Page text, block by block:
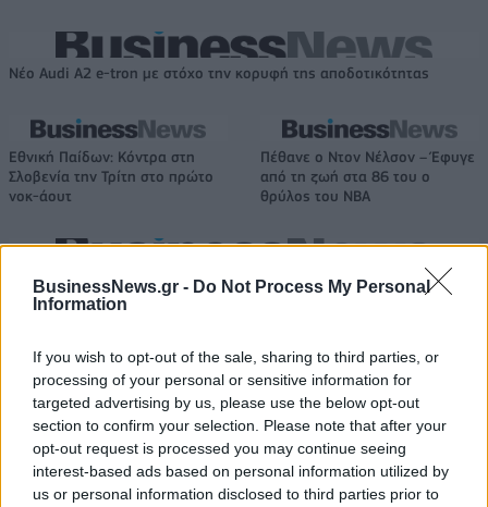
BusinessNews.gr - Do Not Process My Personal
Information
If you wish to opt-out of the sale, sharing to third parties, or
processing of your personal or sensitive information for
targeted advertising by us, please use the below opt-out
section to confirm your selection. Please note that after your
opt-out request is processed you may continue seeing
interest-based ads based on personal information utilized by
us or personal information disclosed to third parties prior to
Νέο Audi A2 e-tron με στόχο την κορυφή της αποδοτικότητας
Εθνική Παίδων: Κόντρα στη
Σλοβενία την Τρίτη στο πρώτο
νοκ-άουτ
Πέθανε ο Ντον Νέλσον – Έφυγε
από τη ζωή στα 86 του ο
θρύλος του NBA
Χρηματιστήριο Αθηνών: Εβδομαδιαία άνοδος 1,76%, κέρδη 23,31%
από τις αρχές του έτους
Ελληνική Αναπτυξιακή Τράπεζα:
Με «προίκα» 2 δισ. ευρώ
ανοίγει δρόμο για δάνεια έως 5
δισ. σε μικρομεσαίες
Υπ. Μεταφορών: Οριστική λύση
στο ζήτημα των πινακίδων
κυκλοφορίας - Τέλος στις
χρονοβόρες διαδικασίες